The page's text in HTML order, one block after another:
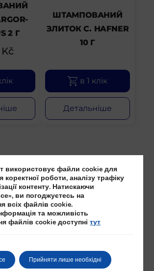
2 Г
Kč
ШТАМПОВАНИЙ
ЗЛИТОК C. HAFNER
10 Г
в 1 клік
Детальніше
оплата
використовує файли cookie для
коректної роботи, аналізу трафіку
контенту. Натискаючи
ви погоджуєтесь на
всіх файлів cookie.
та можливість
файлів cookie доступнітут
Прийняти лише необхідні